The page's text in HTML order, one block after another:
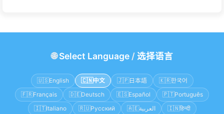
🌐Select Language/ 选择语言
🇺🇸English 🇨🇳 中文 🇯🇵日本語 🇰🇷한국어
🇫🇷Français 🇩🇪Deutsch 🇪🇸Español 🇵🇹Português
🇮🇹Italiano 🇷🇺Русский 🇦🇪العربية 🇮🇳हिन्दी